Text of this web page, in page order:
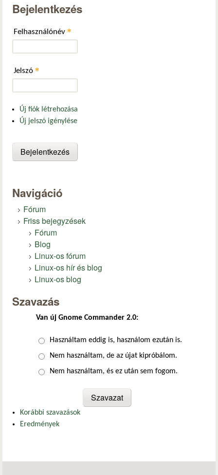
Bejelentkezés
Felhasználónév *
Jelszó *
Új fiók létrehozása
Új jelszó igénylése
Navigáció
Fórum
Friss bejegyzések
Fórum
Blog
Linux-os fórum
Linux-os hír és blog
Linux-os blog
Szavazás
Van új Gnome Commander 2.0:
Választások
Használtam eddig is, használom ezután is.
Nem használtam, de az újat kipróbálom.
Nem használtam, és ez után sem fogom.
Korábbi szavazások
Eredmények